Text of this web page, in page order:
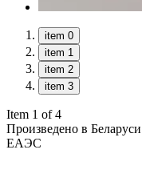
item 0
item 1
item 2
item 3
Item 1 of 4
Произведено в Беларуси
ЕАЭС